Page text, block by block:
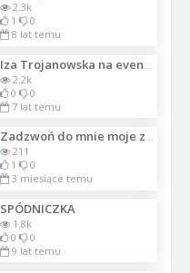
2.3k
1
0
8 lat temu
2.2k
0
0
7 lat temu
Zadzwoń do mnie moje złotko
211
1
0
3 miesiące temu
SPÓDNICZKA
1.8k
0
0
9 lat temu